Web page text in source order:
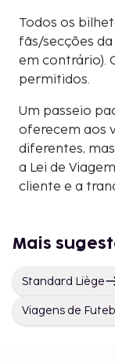
Todos os
fãs/secções
em contrário).
permitidos.
Um passeio
oferecem aos
diferentes,
a Lei de
cliente e a
Mais
Standard Liège
Viagens de